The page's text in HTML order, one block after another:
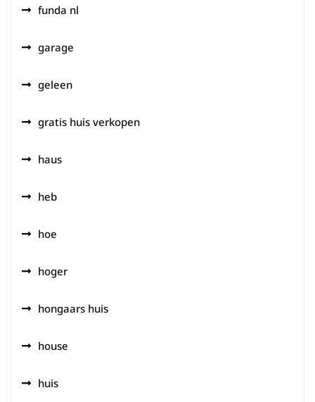
funda nl
garage
geleen
gratis huis verkopen
haus
heb
hoe
hoger
hongaars huis
house
huis